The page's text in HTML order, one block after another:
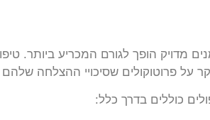
על פרוטוקולים שסיכויי ההצלחה שלהם
כוללים בדרך כלל: